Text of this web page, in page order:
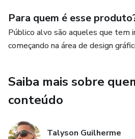
de verdade.
Não é um curso, mas é o ponto de
Se você quer começar no design
pra você.
Para quem é esse
Público alvo são aqueles que tem
começando na área de design
Saiba mais sobre
conteúdo
Talyson Guilherme